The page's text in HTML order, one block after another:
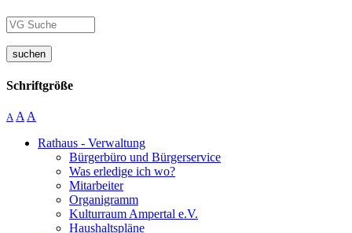
suchen
Schriftgröße
A A A
Rathaus - Verwaltung
Bürgerbüro und Bürgerservice
Was erledige ich wo?
Mitarbeiter
Organigramm
Kulturraum Ampertal e.V.
Haushaltspläne